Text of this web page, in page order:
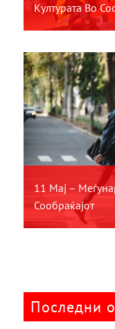
Културата Во
11 Мај –
Сообраќајот
Последни